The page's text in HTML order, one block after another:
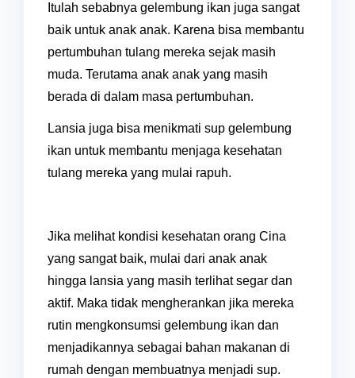
Itulah sebabnya gelembung ikan juga sangat
baik untuk anak anak. Karena bisa membantu
pertumbuhan tulang mereka sejak masih
muda. Terutama anak anak yang masih
berada di dalam masa pertumbuhan.
Lansia juga bisa menikmati sup gelembung
ikan untuk membantu menjaga kesehatan
tulang mereka yang mulai rapuh.
Jika melihat kondisi kesehatan orang Cina
yang sangat baik, mulai dari anak anak
hingga lansia yang masih terlihat segar dan
aktif. Maka tidak mengherankan jika mereka
rutin mengkonsumsi gelembung ikan dan
menjadikannya sebagai bahan makanan di
rumah dengan membuatnya menjadi sup.